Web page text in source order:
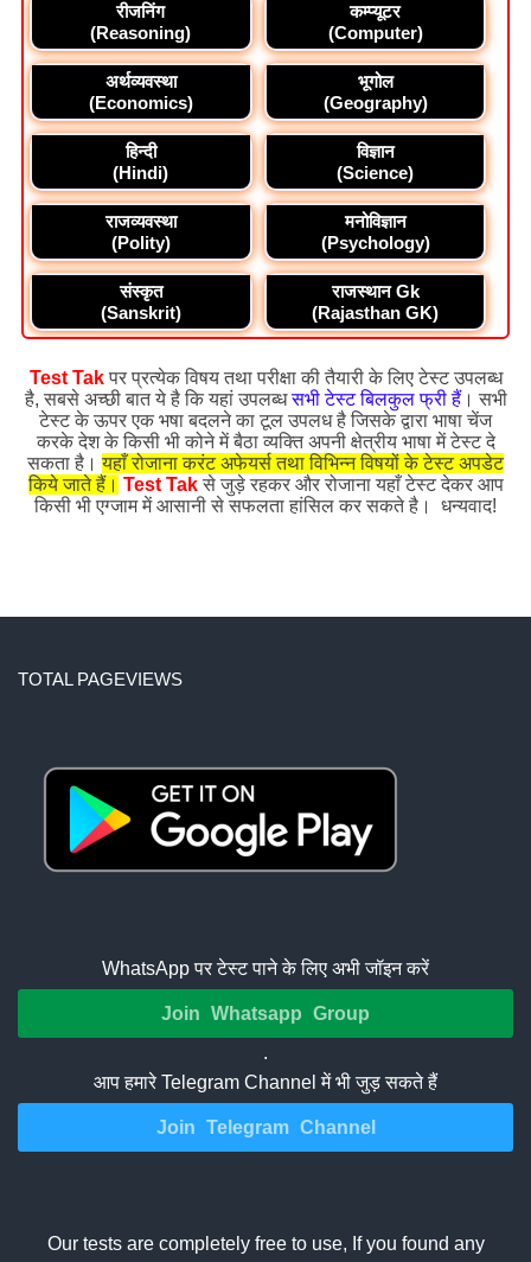
रीजनिंग
(Reasoning)
कम्प्यूटर
(Computer)
अर्थव्यवस्था
(Economics)
भूगोल
(Geography)
हिन्दी
(Hindi)
विज्ञान
(Science)
राजव्यवस्था
(Polity)
मनोविज्ञान
(Psychology)
संस्कृत
(Sanskrit)
राजस्थान Gk
(Rajasthan GK)
Test Takपर प्रत्येक विषय तथा परीक्षा की तैयारी के लिए टेस्ट उपलब्ध
है, सबसे अच्छी बात ये है कि यहां उपलब्धसभी टेस्ट बिलकुल फ्री हैं। सभी
टेस्ट के ऊपर एक भषा बदलने का टूल उपलध है जिसके द्वारा भाषा चेंज
करके देश के किसी भी कोने में बैठा व्यक्ति अपनी क्षेत्रीय भाषा में टेस्ट दे
सकता है।यहाँ रोजाना करंट अफेयर्स तथा विभिन्न विषयों के टेस्ट अपडेट
किये जाते हैं। Test Takसे जुड़े रहकर और रोजाना यहाँ टेस्ट देकर आप
किसी भी एग्जाम में आसानी से सफलता हांसिल कर सकते है। धन्यवाद!
TOTAL PAGEVIEWS
WhatsApp पर टेस्ट पाने के लिए अभी जॉइन करें
Join Whatsapp Group
.
आप हमारे Telegram Channel में भी जुड़ सकते हैं
Join Telegram Channel
Our tests are completely free to use, If you found any